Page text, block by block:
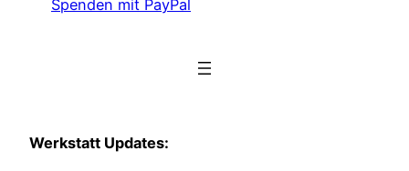
Spenden mit PayPal
Werkstatt Updates: